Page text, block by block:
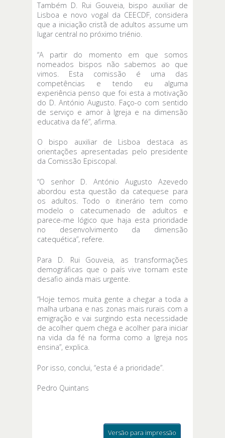
Também D. Rui Gouveia, bispo auxiliar de
Lisboa e novo vogal da CEECDF, considera
que a iniciação cristã de adultos assume um
lugar central no próximo triénio.
“A partir do momento em que somos
nomeados bispos não sabemos ao que
vimos. Esta comissão é uma das
competências e tendo eu alguma
experiência penso que foi esta a motivação
do D. António Augusto. Faço-o com sentido
de serviço e amor à Igreja e na dimensão
educativa da fé”, afirma.
O bispo auxiliar de Lisboa destaca as
orientações apresentadas pelo presidente
da Comissão Episcopal.
“O senhor D. António Augusto Azevedo
abordou esta questão da catequese para
os adultos. Todo o itinerário tem como
modelo o catecumenado de adultos e
parece-me lógico que haja esta prioridade
no desenvolvimento da dimensão
catequética”, refere.
Para D. Rui Gouveia, as transformações
demográficas que o país vive tornam este
desafio ainda mais urgente.
“Hoje temos muita gente a chegar a toda a
malha urbana e nas zonas mais rurais com a
emigração e vai surgindo esta necessidade
de acolher quem chega e acolher para iniciar
na vida da fé na forma como a Igreja nos
ensina”, explica.
Por isso, conclui, “esta é a prioridade”.
Pedro Quintans
Versão para impressão